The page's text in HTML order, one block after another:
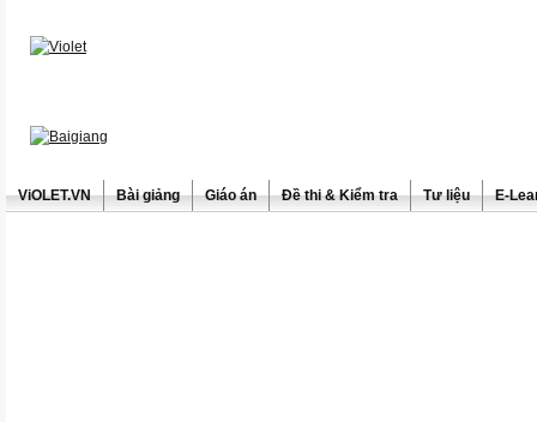
ViOLET.VN Bài giảng Giáo án Đề thi & Kiểm tra Tư liệu E-